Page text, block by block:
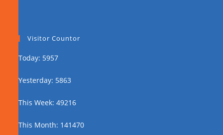
Visitor Countor
Today: 5957
Yesterday: 5863
This Week: 49216
This Month: 141470